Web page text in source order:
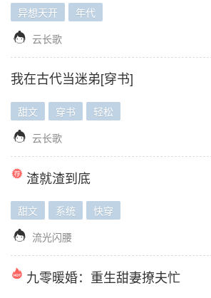
异想天开 年代
 云长歌
我在古代当迷弟[穿书]
甜文 穿书 轻松
 云长歌
渣就渣到底
甜文 系统 快穿
 流光闪腰
九零暖婚：重生甜妻撩夫忙